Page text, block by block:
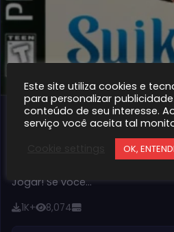
PSONE
Jogar! Se você…
1K+ 8,074
Este site utiliza cookies e
para personalizar
conteúdo de seu interesse.
serviço você aceita tal
OK,